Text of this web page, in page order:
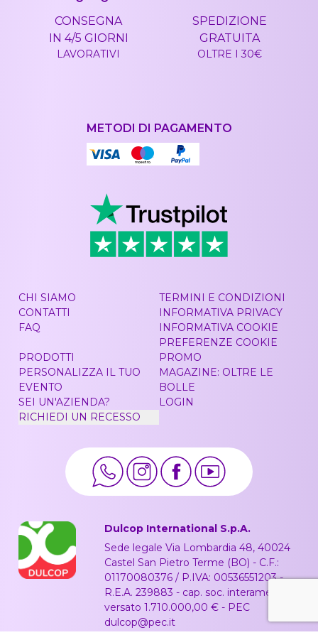
CONSEGNA
IN 4/5 GIORNI
LAVORATIVI
SPEDIZIONE
GRATUITA
OLTRE I 30€
METODI DI PAGAMENTO
CHI SIAMO
CONTATTI
FAQ
TERMINI E CONDIZIONI
INFORMATIVA PRIVACY
INFORMATIVA COOKIE
PREFERENZE COOKIE
PRODOTTI
PERSONALIZZA IL TUO
EVENTO
SEI UN'AZIENDA?
RICHIEDI UN RECESSO
PROMO
MAGAZINE: OLTRE LE
BOLLE
LOGIN
Dulcop International S.p.A.
Sede legale Via Lombardia 48, 40024
Castel San Pietro Terme (BO) - C.F.:
01170080376 / P.IVA: 00536551203 -
R.E.A. 239883 - cap. soc. interamente
versato 1.710.000,00 € - PEC
dulcop@pec.it